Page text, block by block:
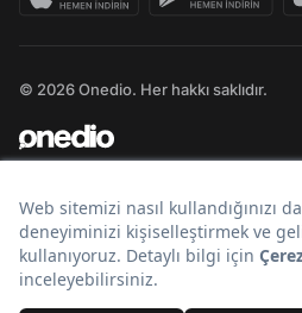
© 2026 Onedio. Her hakkı saklıdır.
Bir markasıdır.